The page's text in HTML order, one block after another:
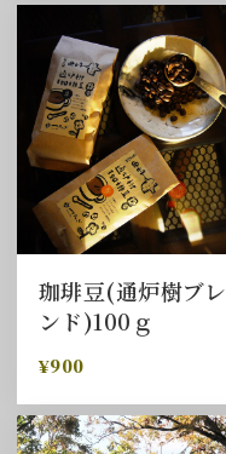
珈琲豆(通炉樹ブレ
ンド)100ｇ
¥900